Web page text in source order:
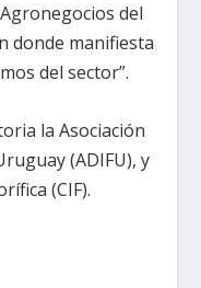
del
donde manifiesta
del sector”.
la Asociación
(ADIFU), y
(CIF).